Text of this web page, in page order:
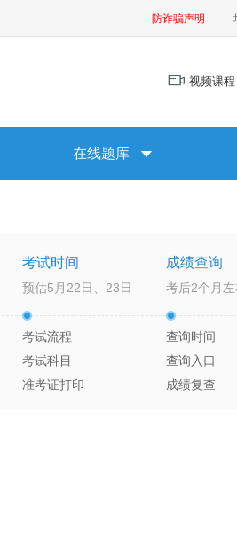
防诈骗声明
视频课程
在线题库
考试时间
预估5月22日、23日
考试流程
考试科目
准考证打印
成绩查询
考后2个月
查询时间
查询入口
成绩复查